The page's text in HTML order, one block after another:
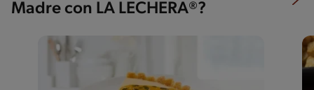
Madre con LA LECHERA®?